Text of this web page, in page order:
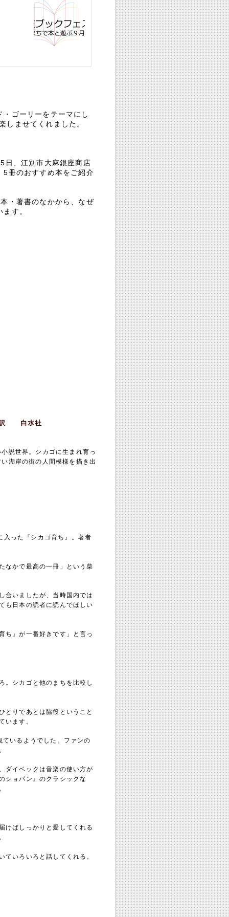
ゴーリーをテーマにし
しませてくれました。
日、江別市大麻銀座商店
5冊のおすすめ本をご紹介
・著書のなかから、なぜ
す。
訳 白水社
説世界。シカゴに生まれ育っ
湖岸の街の人間模様を描き出
った『シカゴ育ち』。著者
なかで最高の一冊」という柴
合いましたが、当時国内では
も日本の読者に読んでほしい
ち』が一番好きです」と言っ
。シカゴと他のまちを比較し
とりであとは脇役ということ
います。
いるようでした。ファンの
ダイベックは音楽の使い方が
ショパン』のクラシックな
けばしっかりと愛してくれる
ていろいろと話してくれる。